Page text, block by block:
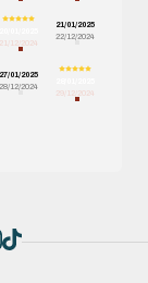
21/12/2024
21/01/2025
22/12/2024
27/01/2025
28/12/2024
29/12/2024